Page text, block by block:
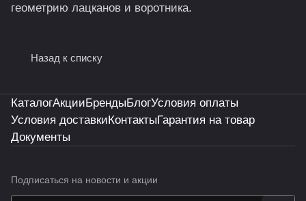
геометрию лацканов и воротника.
Назад к списку
КаталогАкцииБрендыБлогУсловия оплаты
Условия доставкиКонтактыГарантия на товар
Документы
Подписаться на новости и акции